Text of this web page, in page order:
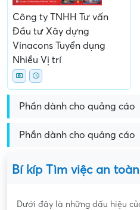
Công ty TNHH Tư vấn
Đầu tư Xây dựng
Vinacons Tuyển dụng
Nhiều Vị trí
Phần dành cho quảng cáo
Phần dành cho quảng cáo
Bí kíp Tìm việc an toàn
Dưới đây là những dấu hiệu